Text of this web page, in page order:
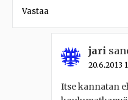
Vastaa
jari
20.6.2013
Itse kannatan